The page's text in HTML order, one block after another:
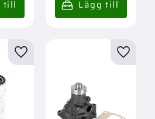
Lägg till i favoriter Lägg